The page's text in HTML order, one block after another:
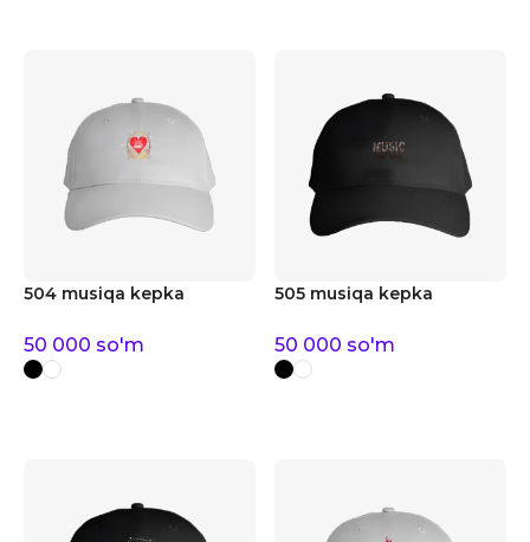
504 musiqa kepka
50 000 so'm
505 musiqa kepka
50 000 so'm